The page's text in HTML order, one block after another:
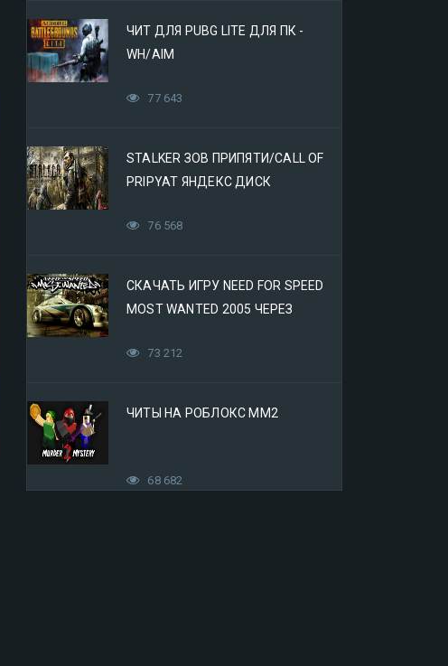
ЧИТ ДЛЯ PUBG LITE ДЛЯ ПК -
WH/AIM
77 643
STALKER ЗОВ ПРИПЯТИ/CALL OF
PRIPYAT ЯНДЕКС ДИСК
76 568
СКАЧАТЬ ИГРУ NEED FOR SPEED
MOST WANTED 2005 ЧЕРЕЗ
73 212
ЧИТЫ НА РОБЛОКС ММ2
68 682